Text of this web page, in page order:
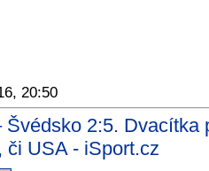
20:50
Švédsko 2:5. Dvacítka
či USA - iSport.cz